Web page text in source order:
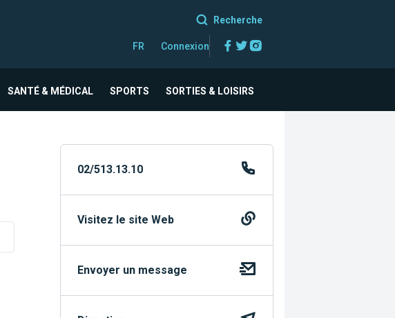
Recherche
FR Connexion Facebook
Twitter
SANTÉ & MÉDICAL SPORTS SORTIES & LOISIRS
02/513.13.10
Visitez le site Web
Envoyer un message